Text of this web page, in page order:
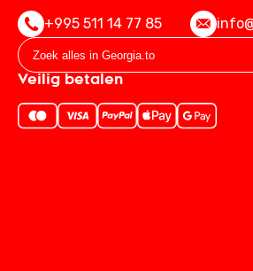
+995 511 14 77 85
Veilig betalen